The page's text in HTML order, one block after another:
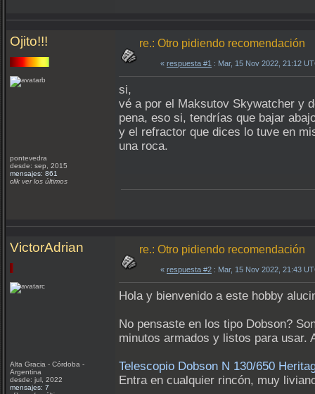
Ojito!!!
pontevedra
desde: sep, 2015
mensajes: 861
clik ver los últimos
re.: Otro pidiendo recomendación
« respuesta #1 : Mar, 15 Nov 2022, 21:12
si,
vé a por el Maksutov Skywatcher y
pena, eso si, tendrías que bajar
y el refractor que dices lo tuve en
una roca.
VictorAdrian
Alta Gracia - Córdoba -
Argentina
desde: jul, 2022
mensajes: 7
re.: Otro pidiendo recomendación
« respuesta #2 : Mar, 15 Nov 2022, 21:43
Hola y bienvenido a este hobby
No pensaste en los tipo Dobson?
minutos armados y listos para usar.
Telescopio Dobson N 130/650
Entra en cualquier rincón, muy